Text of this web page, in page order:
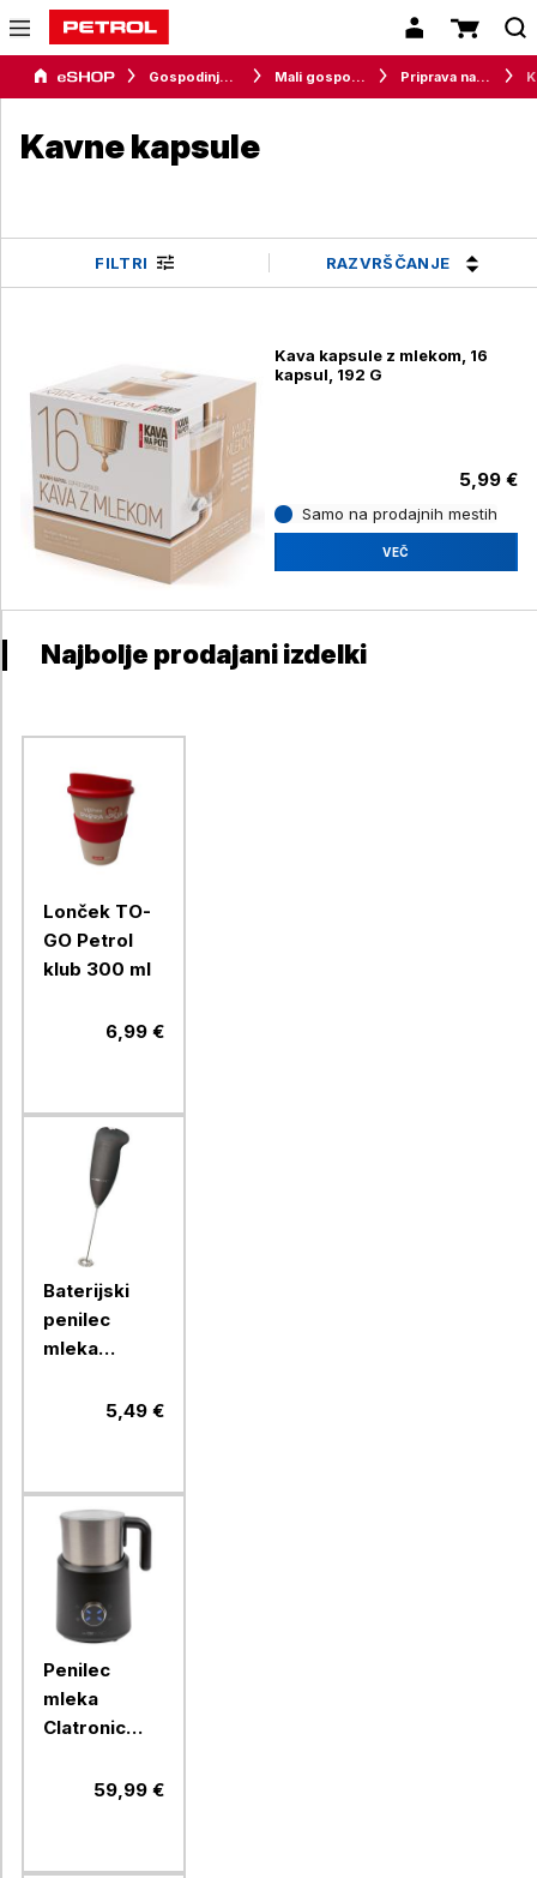
Gospodinjski aparati Mali gospodinjski aparati Priprava napitkov
Kavne kapsule
FILTRI RAZVRŠČANJE
Kava kapsule z mlekom, 16
kapsul, 192 G
5,99 €
Samo na prodajnih mestih
VEČ
Najbolje prodajani izdelki
Lonček TO-
GO Petrol
klub 300 ml
6,99 €
Baterijski
penilec
mleka
MS30895,49 €
Penilec
mleka
Clatronic
59,99 €